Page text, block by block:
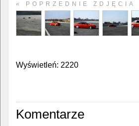
« POPRZEDNIE ZDJĘCIA
Wyświetleń: 2220
Komentarze